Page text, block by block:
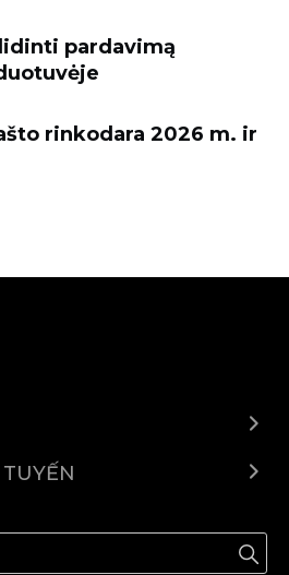
pardavimą
rinkodara 2026 m. ir